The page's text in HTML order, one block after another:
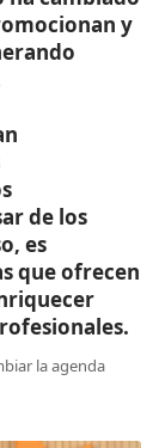
y
de los
es
que ofrecen
la agenda